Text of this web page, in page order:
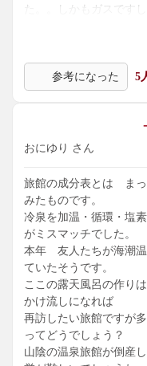
た。。しかもガスですし
個人的な評価となりま
だと思います。
参考になった 5
-
おにゆり さん
旅館の成分表とは まっ
みたものです。
冷泉を加温・循環・塩
がミスマッチでした。
本年 友人たちが海潮温
ていたそうです。
ここの露天風呂の作
かけ流しになれば
再訪したい旅館ですが
ってどうでしょう？
山陰の温泉旅館が倒産